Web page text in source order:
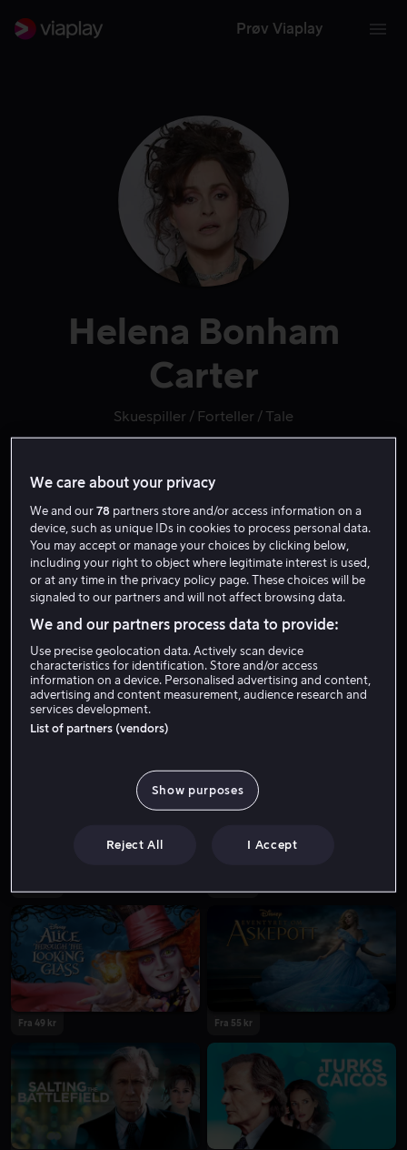
Prøv Viaplay
Helena Bonham
Carter
Skuespiller Forteller Tale
Fra 49 kr Fra 55 kr
We care about your privacy
We and our78 partners store and/or access information on a
device, such as unique IDs in cookies to process personal data.
You may accept or manage your choices by clicking below,
including your right to object where legitimate interest is used,
or at any time in the privacy policy page. These choices will be
signaled to our partners and will not affect browsing data.
We and our partners process data to provide:
Use precise geolocation data. Actively scan device
characteristics for identification. Store and/or access
information on a device. Personalised advertising and content,
advertising and content measurement, audience research and
services development.
List of partners (vendors)
Show purposes
Reject All I Accept